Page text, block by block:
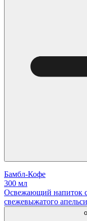
Бамбл-Кофе
300 мл
Освежающий напиток
свежевыжатого